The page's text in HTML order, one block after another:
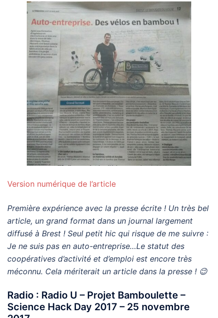
Version numérique de l’article
Première expérience avec la presse écrite ! Un très bel
article, un grand format dans un journal largement
diffusé à Brest ! Seul petit hic qui risque de me suivre :
Je ne suis pas en auto-entreprise…Le statut des
coopératives d’activité et d’emploi est encore très
méconnu. Cela mériterait un article dans la presse ! 😉
Radio : Radio U – Projet Bamboulette –
Science Hack Day 2017 – 25 novembre